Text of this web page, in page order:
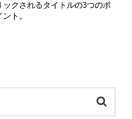
ックされるタイトルの3つのポ
ント。